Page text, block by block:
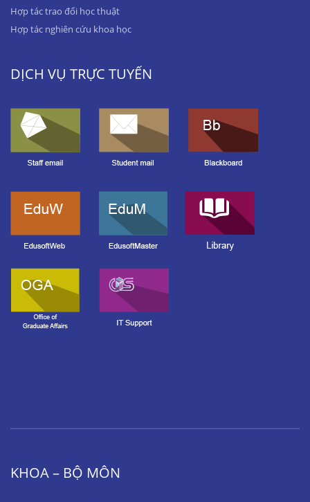
Hợp tác trao đổi học thuật
Hợp tác nghiên cứu khoa học
DỊCH VỤ TRỰC TUYẾN
KHOA – BỘ MÔN